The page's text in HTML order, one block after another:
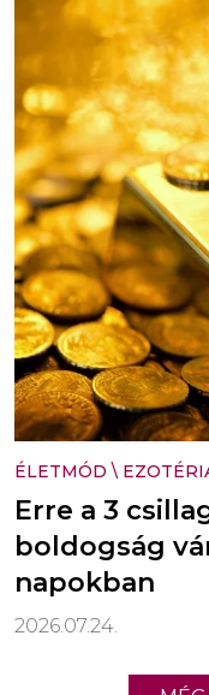
ÉLETMÓD \
Erre a 3
boldogság
napokban
2026.07.24.